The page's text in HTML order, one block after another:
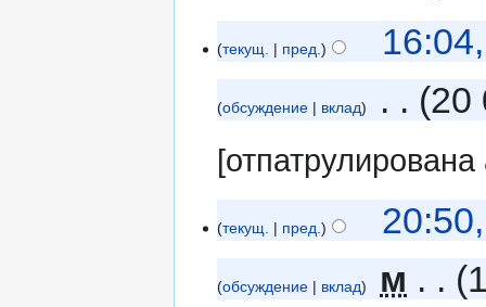
текущ. пред.
обсуждение вклад 20
текущ. пред.
обсуждение вклад м